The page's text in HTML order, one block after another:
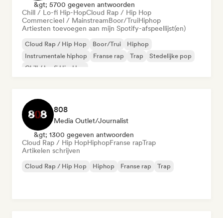
&gt; 5700 gegeven antwoorden
Chill / Lo-fi Hip-HopCloud Rap / Hip Hop
Commercieel / MainstreamBoor/TruiHiphop
Artiesten toevoegen aan mijn Spotify-afspeellijst(en)
Cloud Rap / Hip Hop Boor/Trui
Hiphop
Instrumentale hiphop
Franse rap Trap
Stedelijke pop
Chill / Lo-fi Hip-Hop
808
Media Outlet/Journalist
&gt; 1300 gegeven antwoorden
Cloud Rap / Hip HopHiphopFranse rapTrap
Artikelen schrijven
Cloud Rap / Hip Hop Hiphop Franse rap Trap